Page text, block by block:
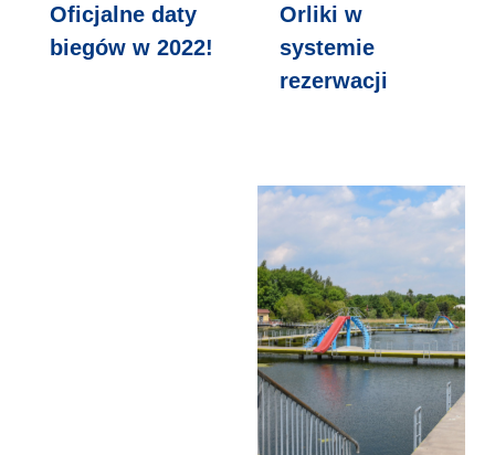
Oficjalne daty
biegów w 2022!
Orliki w
systemie
rezerwacji